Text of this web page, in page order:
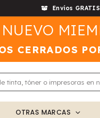
Envíos
CERRADOS
OTRAS MARCAS